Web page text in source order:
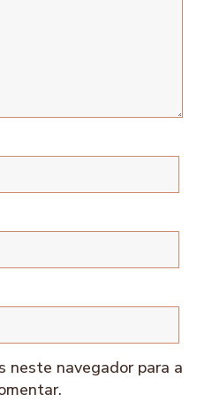
neste navegador para a